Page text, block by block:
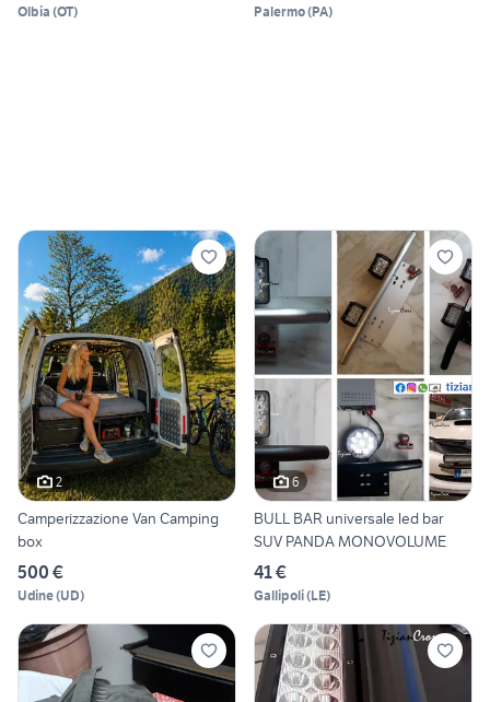
Olbia (OT) Palermo(PA)
2
Camperizzazione Van Camping
box
500 €
Udine(UD)
6
BULL BAR universale led bar
SUV PANDA MONOVOLUME
41 €
Gallipoli(LE)